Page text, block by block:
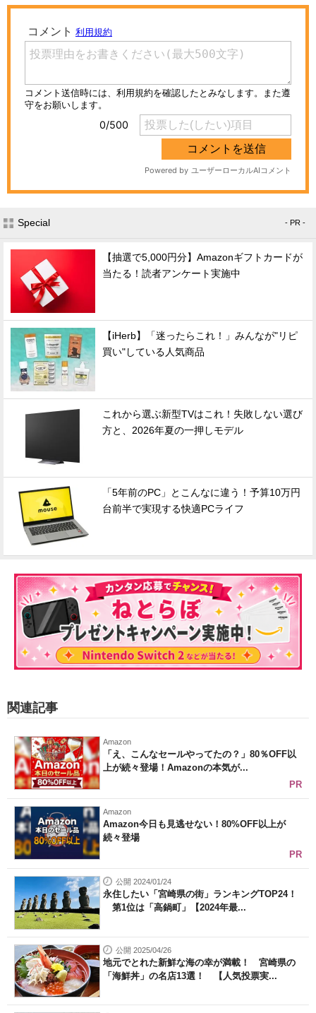
Special - PR -
【抽選で5,000円分】Amazonギフトカードが
当たる！読者アンケート実施中
【iHerb】「迷ったらこれ！」みんなが"リピ
買い"している人気商品
これから選ぶ新型TVはこれ！失敗しない選び
方と、2026年夏の一押しモデル
「5年前のPC」とこんなに違う！予算10万円
台前半で実現する快適PCライフ
関連記事
Amazon
「え、こんなセールやってたの？」80％OFF以
上が続々登場！Amazonの本気が...
PR
Amazon
Amazon今日も見逃せない！80%OFF以上が
続々登場
PR
公開 2024/01/24
永住したい「宮崎県の街」ランキングTOP24！
第1位は「高鍋町」【2024年最...
公開 2025/04/26
地元でとれた新鮮な海の幸が満載！ 宮崎県の
「海鮮丼」の名店13選！ 【人気投票実...